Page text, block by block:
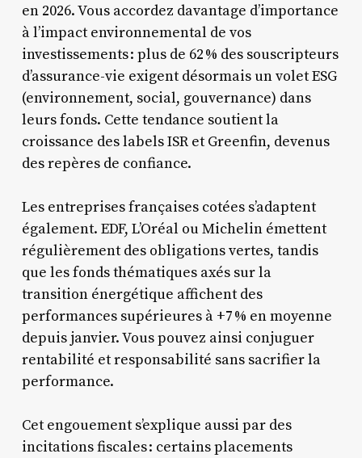
en 2026. Vous accordez davantage d’importance
à l’impact environnemental de vos
investissements : plus de 62 % des souscripteurs
d’assurance-vie exigent désormais un volet ESG
(environnement, social, gouvernance) dans
leurs fonds. Cette tendance soutient la
croissance des labels ISR et Greenfin, devenus
des repères de confiance.
Les entreprises françaises cotées s’adaptent
également. EDF, L’Oréal ou Michelin émettent
régulièrement des obligations vertes, tandis
que les fonds thématiques axés sur la
transition énergétique affichent des
performances supérieures à +7 % en moyenne
depuis janvier. Vous pouvez ainsi conjuguer
rentabilité et responsabilité sans sacrifier la
performance.
Cet engouement s’explique aussi par des
incitations fiscales : certains placements